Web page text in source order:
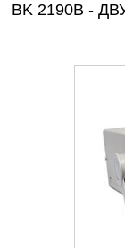
BK 2190B -